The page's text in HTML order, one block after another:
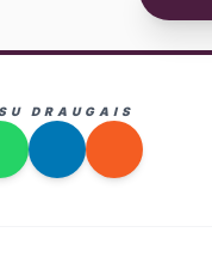
DRAUGAIS